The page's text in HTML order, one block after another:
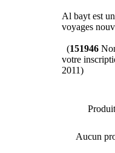
Al bayt est
voyages
(151946
votre
2011)
Aucun